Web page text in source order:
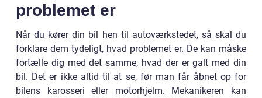
problemet er
Når du kører din bil hen til autoværkstedet, så skal du
forklare dem tydeligt, hvad problemet er. De kan måske
fortælle dig med det samme, hvad der er galt med din
bil. Det er ikke altid til at se, før man får åbnet op for
bilens karosseri eller motorhjelm. Mekanikeren kan